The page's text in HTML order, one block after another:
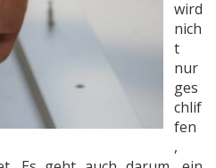
wird
nich
t
nur
ges
chlif
fen
,